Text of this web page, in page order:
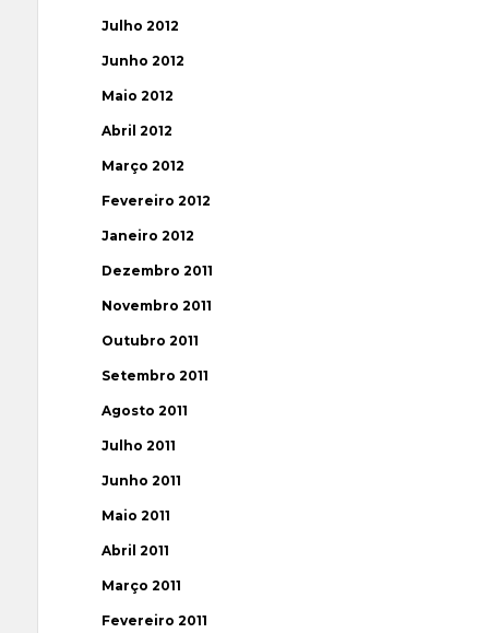
Julho 2012
Junho 2012
Maio 2012
Abril 2012
Março 2012
Fevereiro 2012
Janeiro 2012
Dezembro 2011
Novembro 2011
Outubro 2011
Setembro 2011
Agosto 2011
Julho 2011
Junho 2011
Maio 2011
Abril 2011
Março 2011
Fevereiro 2011